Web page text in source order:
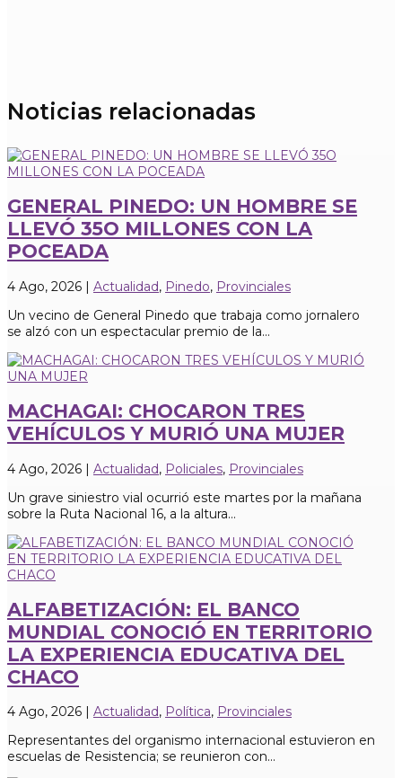
Noticias relacionadas
GENERAL PINEDO: UN HOMBRE SE
LLEVÓ 35O MILLONES CON LA
POCEADA
4 Ago, 2026 | Actualidad, Pinedo, Provinciales
Un vecino de General Pinedo que trabaja como jornalero
se alzó con un espectacular premio de la...
MACHAGAI: CHOCARON TRES
VEHÍCULOS Y MURIÓ UNA MUJER
4 Ago, 2026 | Actualidad, Policiales, Provinciales
Un grave siniestro vial ocurrió este martes por la mañana
sobre la Ruta Nacional 16, a la altura...
ALFABETIZACIÓN: EL BANCO
MUNDIAL CONOCIÓ EN TERRITORIO
LA EXPERIENCIA EDUCATIVA DEL
CHACO
4 Ago, 2026 Actualidad, Política, Provinciales
Representantes del organismo internacional estuvieron en
escuelas de Resistencia; se reunieron con...